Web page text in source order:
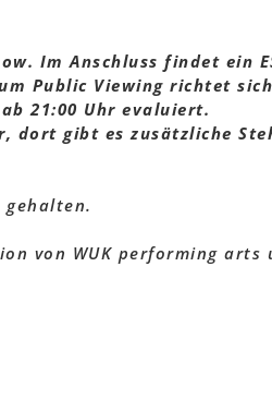
Im Anschluss findet ein
Public Viewing richtet
21:00 Uhr evaluiert.
dort gibt es zusätzliche
gehalten.
von WUK performing arts